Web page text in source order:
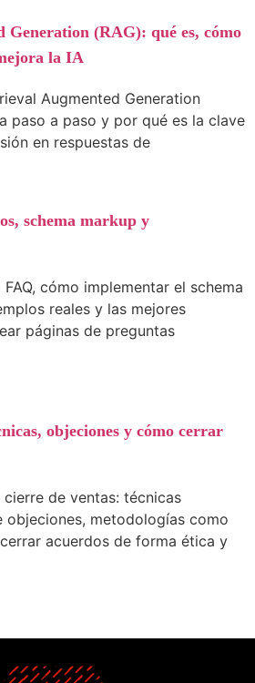
Generation (RAG): qué es, cómo
la IA
Augmented Generation
paso a paso y por qué es la clave
en respuestas de
schema markup y
cómo implementar el schema
reales y las mejores
páginas de preguntas
objeciones y cómo cerrar
de ventas: técnicas
objeciones, metodologías como
acuerdos de forma ética y